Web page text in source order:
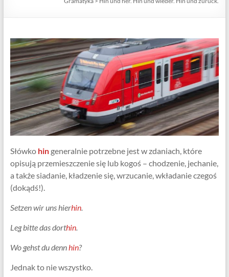
Słówko hingeneralnie potrzebne jest w zdaniach, które
opisują przemieszczenie się lub kogoś – chodzenie, jechanie,
a także siadanie, kładzenie się, wrzucanie, wkładanie czegoś
(dokądś!).
Setzen wir uns hierhin.
Leg bitte das dorthin.
Wo gehst du dennhin?
Jednak to nie wszystko.